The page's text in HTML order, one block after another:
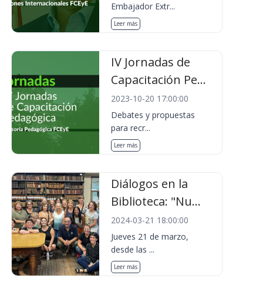
Embajador Extr...
Leer más
IV Jornadas de
Capacitación Pe...
2023-10-20 17:00:00
Debates y propuestas
para recr...
Leer más
Diálogos en la
Biblioteca: "Nu...
2024-03-21 18:00:00
Jueves 21 de marzo,
desde las ...
Leer más